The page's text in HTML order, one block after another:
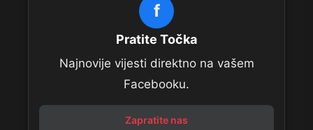
f
Pratite Točka
Najnovije vijesti direktno na vašem
Facebooku.
Zapratite nas